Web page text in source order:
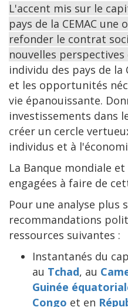
L'accent mis sur le
pays de la CEMAC
refonder le contrat
nouvelles perspectives
individu des pays de la
et les opportunités
vie épanouissante.
investissements dans
créer un cercle
individus et à
La Banque mondiale et
engagées à faire de
Pour une analyse plus
recommandations
ressources suivantes :
Instantanés du
au Tchad, au
Guinée
Congo et en